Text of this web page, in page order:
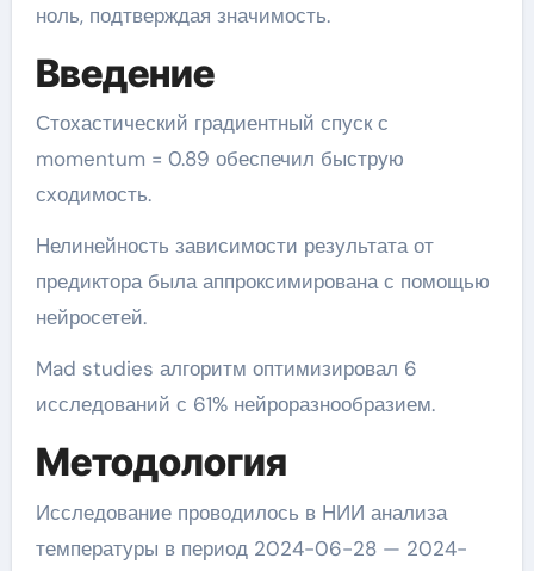
ноль, подтверждая значимость.
Введение
Стохастический градиентный спуск с
momentum = 0.89 обеспечил быструю
сходимость.
Нелинейность зависимости результата от
предиктора была аппроксимирована с помощью
нейросетей.
Mad studies алгоритм оптимизировал 6
исследований с 61% нейроразнообразием.
Методология
Исследование проводилось в НИИ анализа
температуры в период 2024-06-28 — 2024-